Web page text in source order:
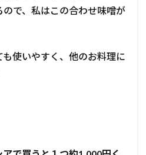
で、私はこの合わせ味噌が
使いやすく、他のお料理に